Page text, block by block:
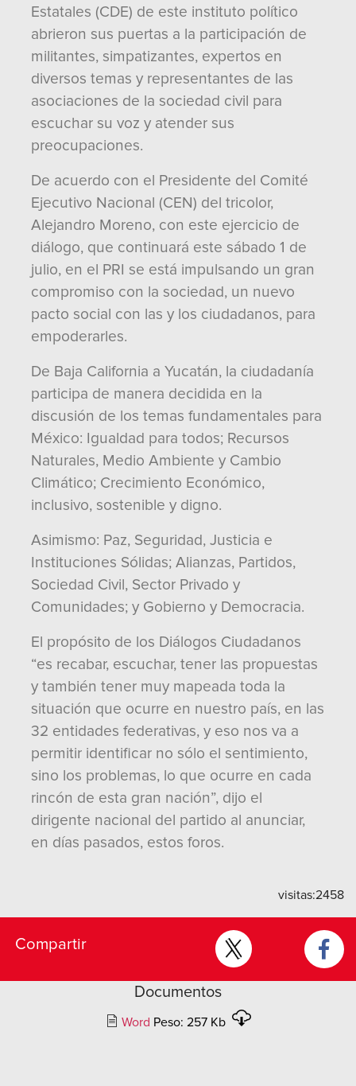
Estatales (CDE) de este instituto político
abrieron sus puertas a la participación de
militantes, simpatizantes, expertos en
diversos temas y representantes de las
asociaciones de la sociedad civil para
escuchar su voz y atender sus
preocupaciones.
De acuerdo con el Presidente del Comité
Ejecutivo Nacional (CEN) del tricolor,
Alejandro Moreno, con este ejercicio de
diálogo, que continuará este sábado 1 de
julio, en el PRI se está impulsando un gran
compromiso con la sociedad, un nuevo
pacto social con las y los ciudadanos, para
empoderarles.
De Baja California a Yucatán, la ciudadanía
participa de manera decidida en la
discusión de los temas fundamentales para
México: Igualdad para todos; Recursos
Naturales, Medio Ambiente y Cambio
Climático; Crecimiento Económico,
inclusivo, sostenible y digno.
Asimismo: Paz, Seguridad, Justicia e
Instituciones Sólidas; Alianzas, Partidos,
Sociedad Civil, Sector Privado y
Comunidades; y Gobierno y Democracia.
El propósito de los Diálogos Ciudadanos
“es recabar, escuchar, tener las propuestas
y también tener muy mapeada toda la
situación que ocurre en nuestro país, en las
32 entidades federativas, y eso nos va a
permitir identificar no sólo el sentimiento,
sino los problemas, lo que ocurre en cada
rincón de esta gran nación”, dijo el
dirigente nacional del partido al anunciar,
en días pasados, estos foros.
visitas:2458
Compartir
Documentos
Word Peso: 257 Kb